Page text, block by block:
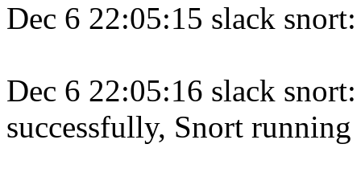
Dec 6 22:05:15 slack
Dec 6 22:05:16 slack
successfully, Snort running